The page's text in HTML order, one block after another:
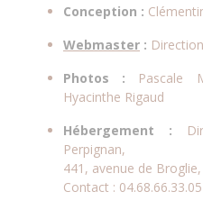
Conception :
Webmaster :
Photos : Pascale
Hyacinthe Rigaud
Hébergement :
Perpignan,
441, avenue de
Contact :